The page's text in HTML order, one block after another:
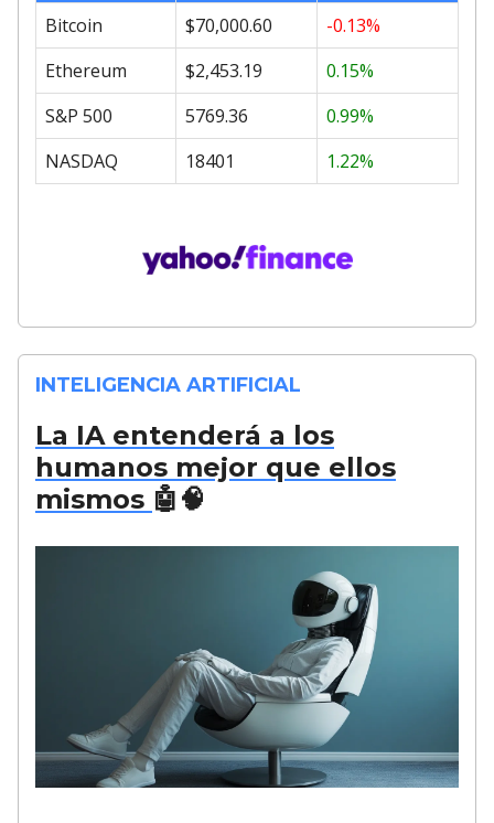
Bitcoin
$70,000.60
-0.13%
Ethereum
$2,453.19
0.15%
S&P 500
5769.36
0.99%
NASDAQ
18401 1.22%
INTELIGENCIA ARTIFICIAL
La IA entenderá a los
humanos mejor que ellos
mismos 🤖🧠